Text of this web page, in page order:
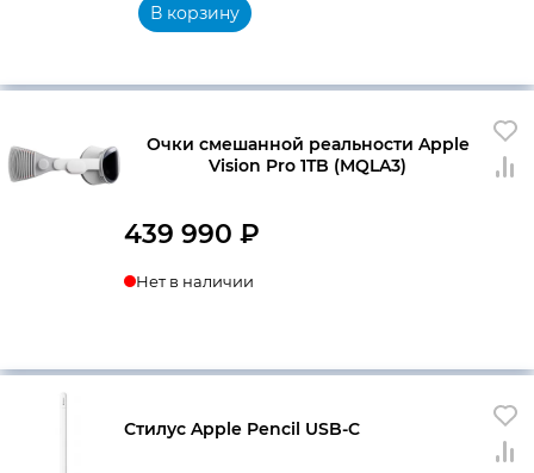
990 ₽.
В корзину
Очки смешанной реальности Apple
Vision Pro 1TB (MQLA3)
439 990 ₽
Нет в наличии
Стилус Apple Pencil USB-C